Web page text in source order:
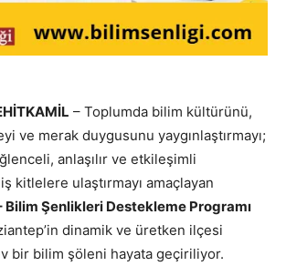
– Toplumda bilim kültürünü,
ve merak duygusunu yaygınlaştırmayı;
anlaşılır ve etkileşimli
kitlelere ulaştırmayı amaçlayan
Bilim Şenlikleri Destekleme Programı
dinamik ve üretken ilçesi
bir bilim şöleni hayata geçiriliyor.